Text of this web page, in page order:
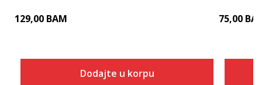
129,00 BAM
Dodajte u korpu
75,00